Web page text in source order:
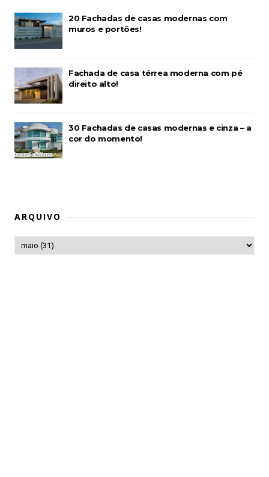
20 Fachadas de casas modernas com
muros e portões!
Fachada de casa térrea moderna com pé
direito alto!
30 Fachadas de casas modernas e cinza – a
cor do momento!
ARQUIVO